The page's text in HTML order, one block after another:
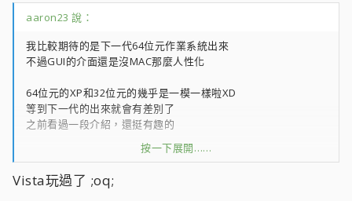
aaron23 說：
我比較期待的是下一代64位元作業系統出來
不過GUI的介面還是沒MAC那麼人性化
64位元的XP和32位元的幾乎是一模一樣啦XD
等到下一代的出來就會有差別了
之前看過一段介紹，還挺有趣的
下一代的系統之前是命名longhorn
不過正式出來會叫Windows Vista
按一下展開……
Vista玩過了 ;oq;